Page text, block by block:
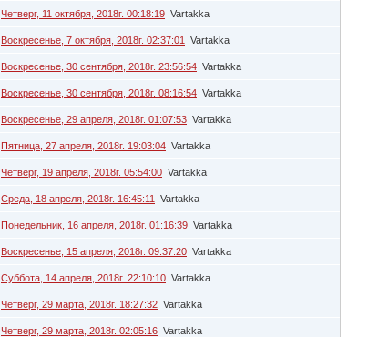
Четверг, 11 октября, 2018г. 00:18:19 Vartakka
Воскресенье, 7 октября, 2018г. 02:37:01 Vartakka
Воскресенье, 30 сентября, 2018г. 23:56:54 Vartakka
Воскресенье, 30 сентября, 2018г. 08:16:54 Vartakka
Воскресенье, 29 апреля, 2018г. 01:07:53 Vartakka
Пятница, 27 апреля, 2018г. 19:03:04 Vartakka
Четверг, 19 апреля, 2018г. 05:54:00 Vartakka
Среда, 18 апреля, 2018г. 16:45:11 Vartakka
Понедельник, 16 апреля, 2018г. 01:16:39 Vartakka
Воскресенье, 15 апреля, 2018г. 09:37:20 Vartakka
Суббота, 14 апреля, 2018г. 22:10:10 Vartakka
Четверг, 29 марта, 2018г. 18:27:32 Vartakka
Четверг, 29 марта, 2018г. 02:05:16 Vartakka